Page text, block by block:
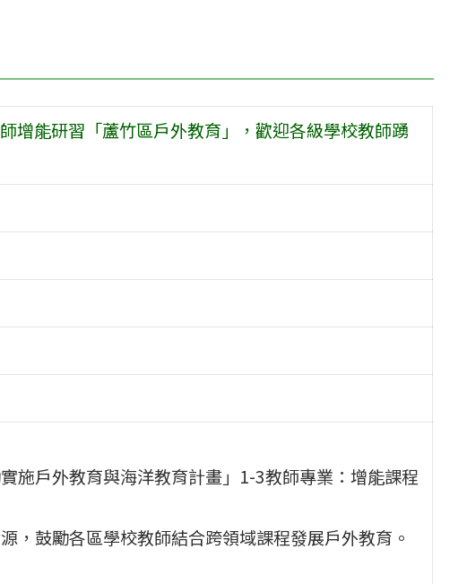
增能研習「蘆竹區戶外教育」，歡迎各級學校教師踴
施戶外教育與海洋教育計畫」1-3教師專業：增能課程
，鼓勵各區學校教師結合跨領域課程發展戶外教育。